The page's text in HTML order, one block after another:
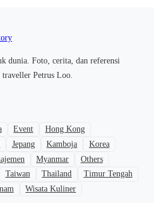
dunia. Foto, cerita, dan referensi
Petrus Loo.
Event
Hong Kong
Jepang Kamboja
Korea
Myanmar
Others
Taiwan Thailand
Timur Tengah
Wisata Kuliner